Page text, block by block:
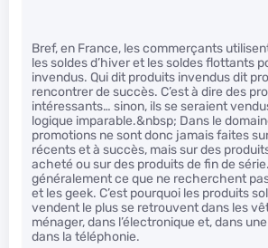
Bref, en France, les commerçants
les soldes d’hiver et les soldes flottants
invendus. Qui dit produits invendus dit
rencontrer de succès. C’est à dire des
intéressants… sinon, ils se seraient
logique imparable.&nbsp; Dans le
promotions ne sont donc jamais faites
récents et à succès, mais sur des
acheté ou sur des produits de fin de série.
généralement ce que ne recherchent
et les geek. C’est pourquoi les produits
vendent le plus se retrouvent dans les
ménager, dans l’électronique et, dans
dans la téléphonie.